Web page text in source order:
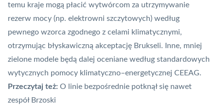
temu kraje mogą płacić wytwórcom za utrzymywanie
rezerw mocy (np. elektrowni szczytowych) według
pewnego wzorca zgodnego z celami klimatycznymi,
otrzymując błyskawiczną akceptację Brukseli. Inne, mniej
zielone modele będą dalej oceniane według standardowych
wytycznych pomocy klimatyczno–energetycznej CEEAG.
Przeczytaj też: O linie bezpośrednie potknął się nawet
zespół Brzoski